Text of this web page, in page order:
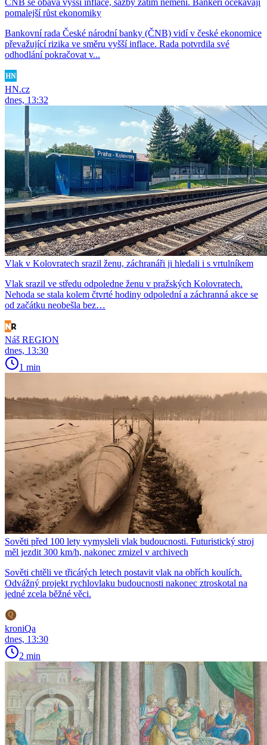
pomalejší růst ekonomiky
Bankovní rada České národní banky (ČNB) vidí v české ekonomice
převažující rizika ve směru vyšší inflace. Rada potvrdila své
odhodlání pokračovat v...
HN.cz
dnes, 13:32
Vlak v Kolovratech srazil ženu, záchranáři ji hledali i s vrtulníkem
Vlak srazil ve středu odpoledne ženu v pražských Kolovratech.
Nehoda se stala kolem čtvrté hodiny odpolední a záchranná akce se
od začátku neobešla bez…
Náš REGION
dnes, 13:30
1 min
Sověti před 100 lety vymysleli vlak budoucnosti. Futuristický stroj
měl jezdit 300 km/h, nakonec zmizel v archivech
Sověti chtěli ve třicátých letech postavit vlak na obřích koulích.
Odvážný projekt rychlovlaku budoucnosti nakonec ztroskotal na
jedné zcela běžné věci.
kroniQa
dnes, 13:30
2 min